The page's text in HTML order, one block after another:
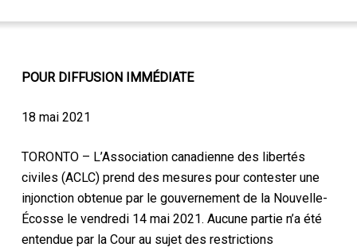
POUR DIFFUSION IMMÉDIATE
18 mai 2021
TORONTO – L’Association canadienne des libertés
civiles (ACLC) prend des mesures pour contester une
injonction obtenue par le gouvernement de la Nouvelle-
Écosse le vendredi 14 mai 2021. Aucune partie n’a été
entendue par la Cour au sujet des restrictions